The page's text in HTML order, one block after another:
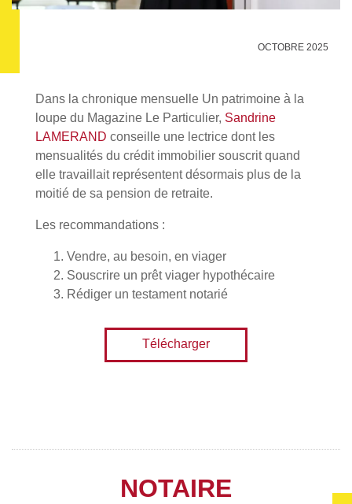
OCTOBRE 2025
Dans la chronique mensuelle Un patrimoine à la
loupe du Magazine Le Particulier, Sandrine
LAMERAND conseille une lectrice dont les
mensualités du crédit immobilier souscrit quand
elle travaillait représentent désormais plus de la
moitié de sa pension de retraite.
Les recommandations :
Vendre, au besoin, en viager
Souscrire un prêt viager hypothécaire
Rédiger un testament notarié
Télécharger
NOTAIRE